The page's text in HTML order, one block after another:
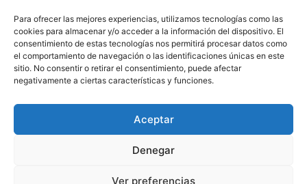
Para ofrecer las mejores experiencias, utilizamos tecnologías como las
cookies para almacenar y/o acceder a la información del dispositivo. El
consentimiento de estas tecnologías nos permitirá procesar datos como
el comportamiento de navegación o las identificaciones únicas en este
sitio. No consentir o retirar el consentimiento, puede afectar
negativamente a ciertas características y funciones.
Aceptar
Denegar
Ver preferencias